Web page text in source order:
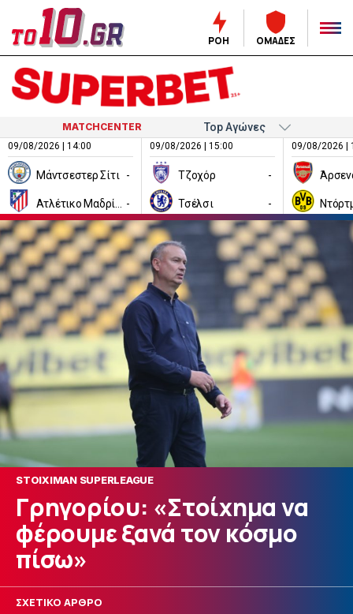
ΡΟΗ ΟΜΑΔΕΣ
MATCHCENTER
09/08/2026 | 14:00
Μάντσεστερ Σίτι -
-
09/08/2026 | 15:00
Τζοχόρ -
Τσέλσι -
09/08/2026 |
STOIXIMAN SUPERLEAGUE
Γρηγορίου: «Στοίχημα να
φέρουμε ξανά τον κόσμο
πίσω»
ΣΧΕΤΙΚΟ ΑΡΘΡΟ